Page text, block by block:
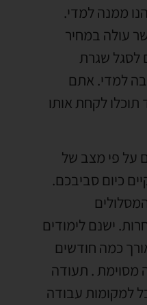
ממנה למדי.
עולה במחיר
לסגל שגרת
למדי. אתם
תוכלו לקחת אותו
על פי מצב של
כיום סביבכם.
ישנם לימודים
כמה חודשים
מסוימת . תעודה
למקומות עבודה